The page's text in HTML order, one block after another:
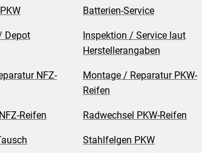
Batterien-Service
Depot
Inspektion / Service laut
Herstellerangaben
NFZ-
Montage / Reparatur PKW-
Reifen
Reifen Radwechsel PKW-Reifen
Stahlfelgen PKW